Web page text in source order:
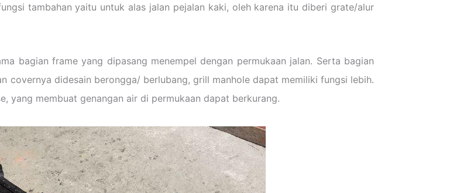
tambahan yaitu untuk alas jalan pejalan kaki, oleh karena itu diberi grate/alur
bagian frame yang dipasang menempel dengan permukaan jalan. Serta bagian
covernya didesain berongga/ berlubang, grill manhole dapat memiliki fungsi lebih.
yang membuat genangan air di permukaan dapat berkurang.